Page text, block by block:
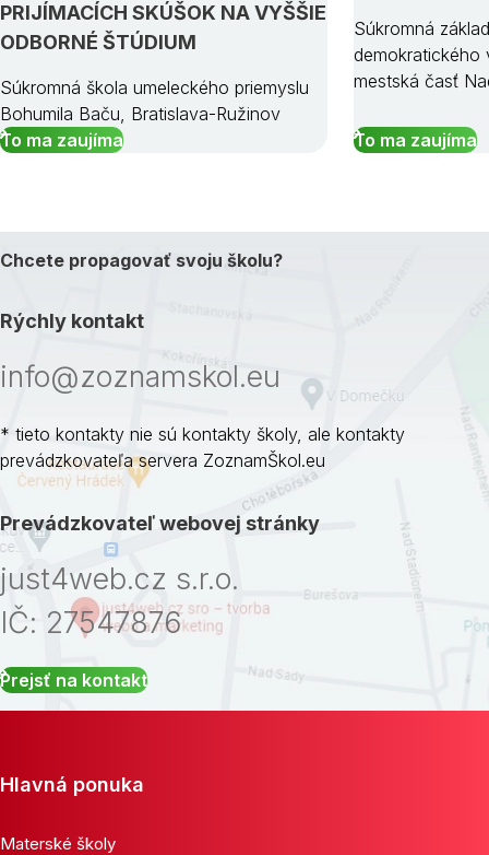
PRIJÍMACÍCH SKÚŠOK NA VYŠŠIE
ODBORNÉ ŠTÚDIUM
Súkromná škola umeleckého priemyslu
Bohumila Baču, Bratislava-Ružinov
To ma zaujíma
Súkromná
demokratického
mestská časť
To ma zaujíma
Chcete propagovať svoju školu?
Rýchly kontakt
info@zoznamskol.eu
* tieto kontakty nie sú kontakty školy, ale kontakty
prevádzkovateľa servera ZoznamŠkol.eu
Prevádzkovateľ webovej stránky
just4web.cz s.r.o.
IČ: 27547876
Prejsť na kontakt
Hlavná ponuka
Materské školy